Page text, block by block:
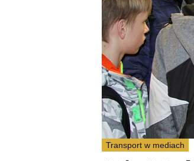
Transport w mediach